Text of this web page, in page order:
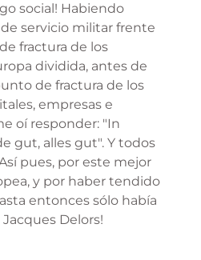
social! Habiendo
servicio militar frente
fractura de los
dividida, antes de
de fractura de los
empresas e
oí responder: "In
gut, alles gut". Y todos
pues, por este mejor
y por haber tendido
entonces sólo había
Delors!